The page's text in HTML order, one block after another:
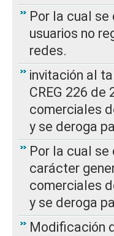
Por la cual
usuarios no
redes.
invitación al
CREG 226
comerciales
y se deroga
Por la cual
carácter
comerciales
y se deroga
Modificación